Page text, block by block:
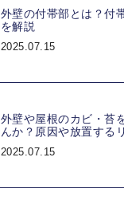
外壁の付帯部とは？付
を解説
2025.07.15
外壁や屋根のカビ・苔
んか？原因や放置する
2025.07.15